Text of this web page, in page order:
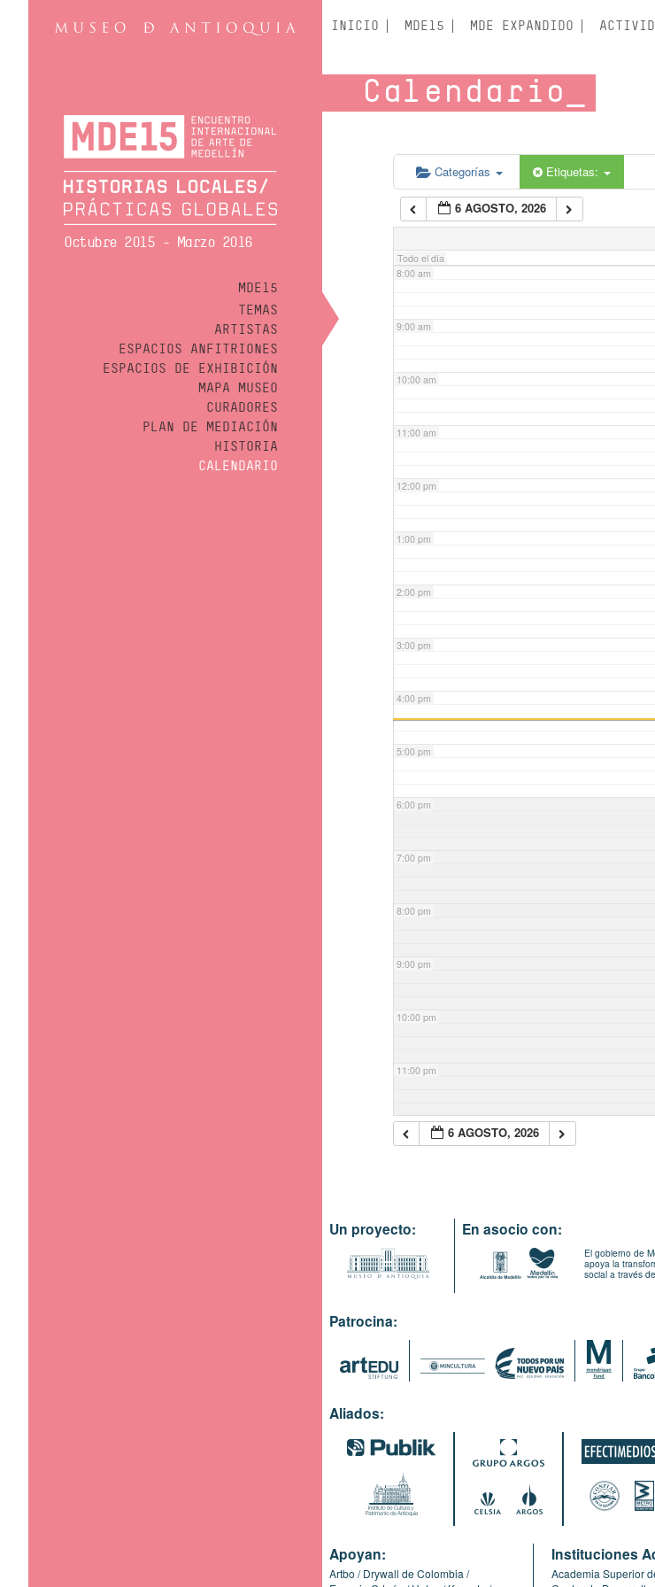
Octubre 2015 - Marzo 2016
MDE15
TEMAS
ARTISTAS
ESPACIOS ANFITRIONES
ESPACIOS DE EXHIBICIÓN
MAPA MUSEO
CURADORES
PLAN DE MEDIACIÓN
HISTORIA
CALENDARIO
INICIO MDE15 MDE EXPANDIDO
Calendario
Categorías Etiquetas:
6 AGOSTO, 2026
Todo el día
5:00 am
6:00 am
7:00 am
8:00 am
9:00 am
10:00 am
11:00 am
12:00 pm
1:00 pm
2:00 pm
3:00 pm
4:00 pm
5:00 pm
6:00 pm
7:00 pm
8:00 pm
9:00 pm
10:00 pm
11:00 pm
6 AGOSTO, 2026
Un proyecto: En asocio con:
El gobierno de
apoya la
social a través
Patrocina:
Aliados:
Apoyan:
Artbo
Drywall de Colombia
Instituciones
Academia Superior